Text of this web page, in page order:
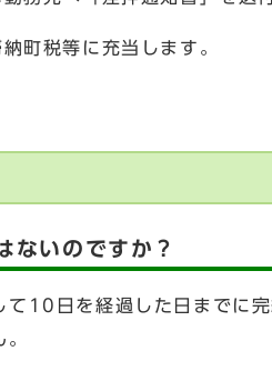
町税等に充当します。
いのですか？
10日を経過した日までに